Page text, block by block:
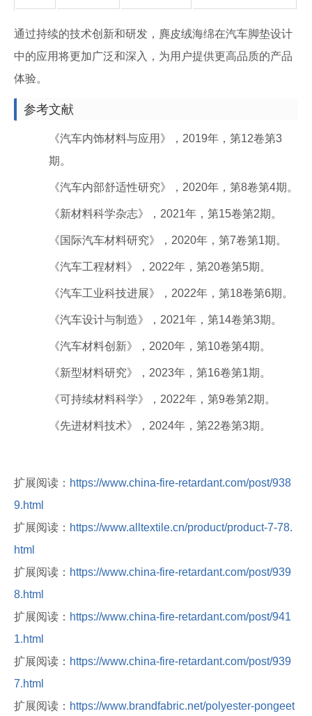
通过持续的技术创新和研发，麂皮绒海绵在汽车脚垫设计
中的应用将更加广泛和深入，为用户提供更高品质的产品
体验。
参考文献
《汽车内饰材料与应用》，2019年，第12卷第3
期。
《汽车内部舒适性研究》，2020年，第8卷第4期。
《新材料科学杂志》，2021年，第15卷第2期。
《国际汽车材料研究》，2020年，第7卷第1期。
《汽车工程材料》，2022年，第20卷第5期。
《汽车工业科技进展》，2022年，第18卷第6期。
《汽车设计与制造》，2021年，第14卷第3期。
《汽车材料创新》，2020年，第10卷第4期。
《新型材料研究》，2023年，第16卷第1期。
《可持续材料科学》，2022年，第9卷第2期。
《先进材料技术》，2024年，第22卷第3期。
扩展阅读： https://www.china-fire-retardant.com/post/938
9.html
扩展阅读： https://www.alltextile.cn/product/product-7-78.
html
扩展阅读： https://www.china-fire-retardant.com/post/939
8.html
扩展阅读： https://www.china-fire-retardant.com/post/941
1.html
扩展阅读： https://www.china-fire-retardant.com/post/939
7.html
扩展阅读： https://www.brandfabric.net/polyester-pongeet